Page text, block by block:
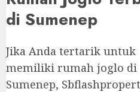
di Sumenep
Jika Anda tertarik untuk
memiliki rumah joglo di
Sumenep,